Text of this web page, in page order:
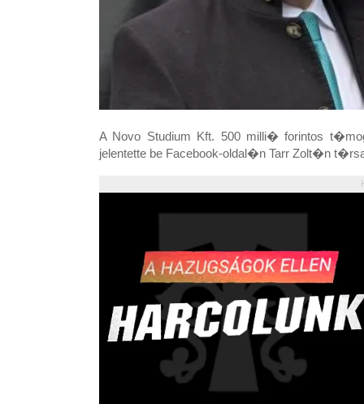
A Novo Studium Kft. 500 milli� forintos
jelentette be Facebook-oldal�n Tarr Zolt�n